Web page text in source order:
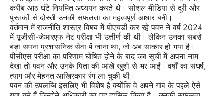
करीब आठ घंटे नियमित अध्ययन करते थे। सोशल मीडिया से दूरी और
पुस्तकों से दोस्ती उनकी सफलता का महत्वपूर्ण आधार बनी।
वर्तमान में राजनीति शास्त्र विषय में पीएचडी कर रहे पवन ने वर्ष 2024
में यूजीसी-जेआरएफ नेट परीक्षा भी उत्तीर्ण की थी। लेकिन उनका सबसे
बड़ा सपना प्रशासनिक सेवा में जाना था, जो अब साकार हो गया है।
पीसीएस परीक्षा का परिणाम घोषित होने के बाद जब सूची में अपना नाम
देखा तो पवन और उनके पिता की आंखें खुशी से भर आईं। वर्षों का संघर्ष,
त्याग और मेहनत आखिरकार रंग ला चुकी थी।
पवन की उपलब्धि इसलिए भी विशेष है क्योंकि वे अपने गांव के पहले ऐसे